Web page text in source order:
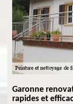
Garonne
rapides et